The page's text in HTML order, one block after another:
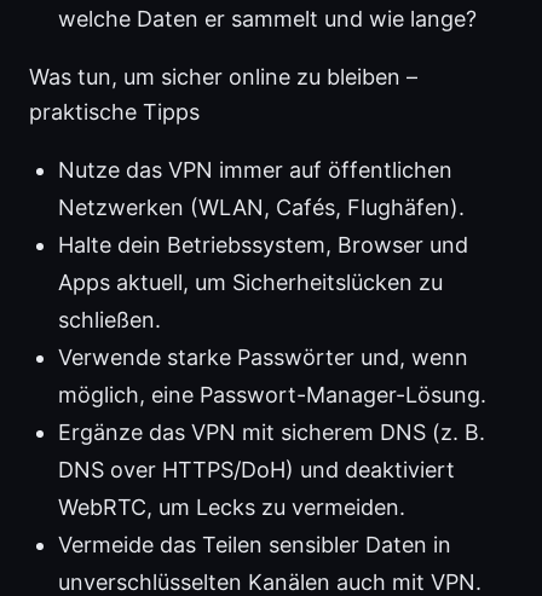
welche Daten er sammelt und wie lange?
Was tun, um sicher online zu bleiben –
praktische Tipps
Nutze das VPN immer auf öffentlichen
Netzwerken (WLAN, Cafés, Flughäfen).
Halte dein Betriebssystem, Browser und
Apps aktuell, um Sicherheitslücken zu
schließen.
Verwende starke Passwörter und, wenn
möglich, eine Passwort-Manager-Lösung.
Ergänze das VPN mit sicherem DNS (z. B.
DNS over HTTPS/DoH) und deaktiviert
WebRTC, um Lecks zu vermeiden.
Vermeide das Teilen sensibler Daten in
unverschlüsselten Kanälen auch mit VPN.